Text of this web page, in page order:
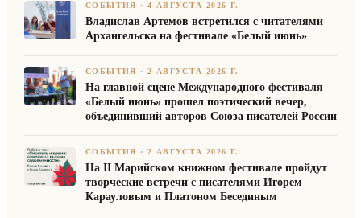
СОБЫТИЯ ·4 АВГУСТА 2026 Г.
Владислав Артемов встретился с читателями
Архангельска на фестивале «Белый июнь»
СОБЫТИЯ ·2 АВГУСТА 2026 Г.
На главной сцене Международного фестиваля
«Белый июнь» прошел поэтический вечер,
объединивший авторов Союза писателей России
СОБЫТИЯ ·2 АВГУСТА 2026 Г.
На II Марийском книжном фестивале пройдут
творческие встречи с писателями Игорем
Карауловым и Платоном Бесединым